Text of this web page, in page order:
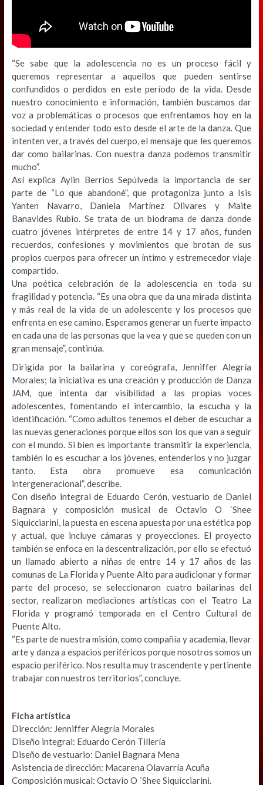
“Se sabe que la adolescencia no es un proceso fácil y
queremos representar a aquellos que pueden sentirse
confundidos o perdidos en este período de la vida. Desde
nuestro conocimiento e información, también buscamos dar
voz a problemáticas o procesos que enfrentamos hoy en la
sociedad y entender todo esto desde el arte de la danza. Que
intenten ver, a través del cuerpo, el mensaje que les queremos
dar como bailarinas. Con nuestra danza podemos transmitir
mucho”.
Así explica Aylin Berrios Sepúlveda la importancia de ser
parte de “Lo que abandoné”, que protagoniza junto a Isis
Yanten Navarro, Daniela Martínez Olivares y Maite
Banavides Rubio. Se trata de un biodrama de danza donde
cuatro jóvenes intérpretes de entre 14 y 17 años, funden
recuerdos, confesiones y movimientos que brotan de sus
propios cuerpos para ofrecer un íntimo y estremecedor viaje
compartido.
Una poética celebración de la adolescencia en toda su
fragilidad y potencia. “Es una obra que da una mirada distinta
y más real de la vida de un adolescente y los procesos que
enfrenta en ese camino. Esperamos generar un fuerte impacto
en cada una de las personas que la vea y que se queden con un
gran mensaje”, continúa.
Dirigida por la bailarina y coreógrafa, Jenniffer Alegría
Morales; la iniciativa es una creación y producción de Danza
JAM, que intenta dar visibilidad a las propias voces
adolescentes, fomentando el intercambio, la escucha y la
identificación. “Como adultos tenemos el deber de escuchar a
las nuevas generaciones porque ellos son los que van a seguir
con el mundo. Si bien es importante transmitir la experiencia,
también lo es escuchar a los jóvenes, entenderlos y no juzgar
tanto. Esta obra promueve esa comunicación
intergeneracional”, describe.
Con diseño integral de Eduardo Cerón, vestuario de Daniel
Bagnara y composición musical de Octavio O ´Shee
Siquicciarini, la puesta en escena apuesta por una estética pop
y actual, que incluye cámaras y proyecciones. El proyecto
también se enfoca en la descentralización, por ello se efectuó
un llamado abierto a niñas de entre 14 y 17 años de las
comunas de La Florida y Puente Alto para audicionar y formar
parte del proceso, se seleccionaron cuatro bailarinas del
sector, realizaron mediaciones artísticas con el Teatro La
Florida y programó temporada en el Centro Cultural de
Puente Alto.
“Es parte de nuestra misión, como compañía y academia, llevar
arte y danza a espacios periféricos porque nosotros somos un
espacio periférico. Nos resulta muy trascendente y pertinente
trabajar con nuestros territorios”, concluye.
Ficha artística
Dirección: Jenniffer Alegría Morales
Diseño integral: Eduardo Cerón Tillería
Diseño de vestuario: Daniel Bagnara Mena
Asistencia de dirección: Macarena Olavarría Acuña
Composición musical: Octavio O ´Shee Siquicciarini.